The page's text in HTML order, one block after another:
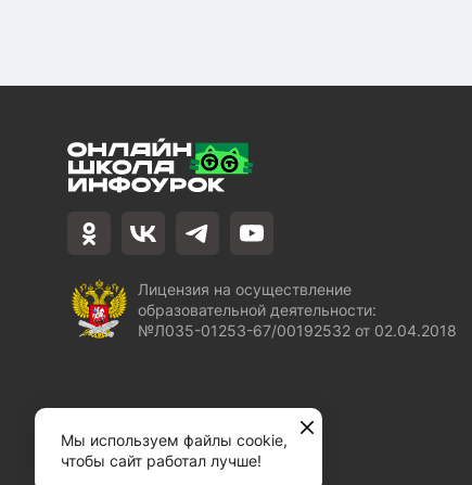
Лицензия на осуществление
образовательной деятельности:
№Л035-01253-67/00192532 от 02.04.2018
Мы используем файлы cookie,
чтобы сайт работал лучше!